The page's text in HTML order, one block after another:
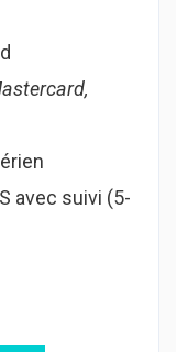
avec suivi (5-